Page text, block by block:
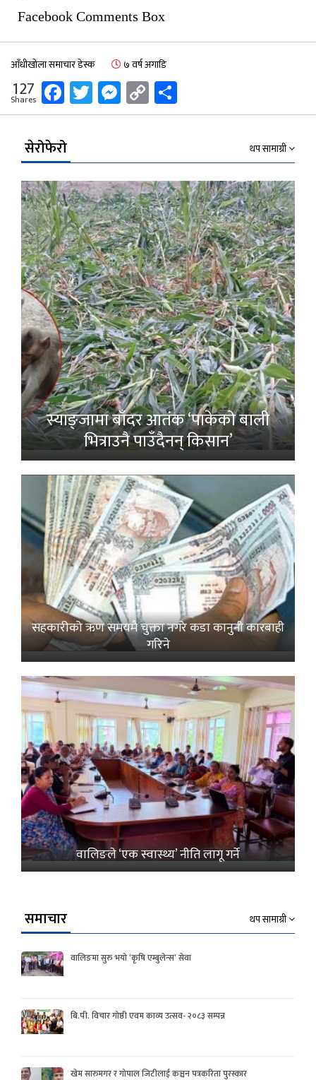
Facebook Comments Box
आँधीखोला समाचार डेस्क ७ वर्ष अगाडि
127
Shares Facebook
Twitter
Messenger
Copy
Link
सेरोफेरो थप सामाग्री
स्याङ्जामा बाँदर आतंक ‘पाकेको बाली
भित्राउनै पाउँदैनन् किसान’
सहकारीको ऋण समयमै चुक्ता नगरे कडा कानुनी कारबाही
गरिने
वालिङले ‘एक स्वास्थ्य’ नीति लागू गर्ने
समाचार थप सामाग्री
वालिङमा सुरु भयो ‘कृषि एम्बुलेन्स’ सेवा
बि.पी. विचार गोष्ठी एवम काव्य उत्सव- २०८३ सम्पन्न
खेम सारुमगर र गोपाल जिटीलाई कञ्चन पत्रकरिता पुरस्कार